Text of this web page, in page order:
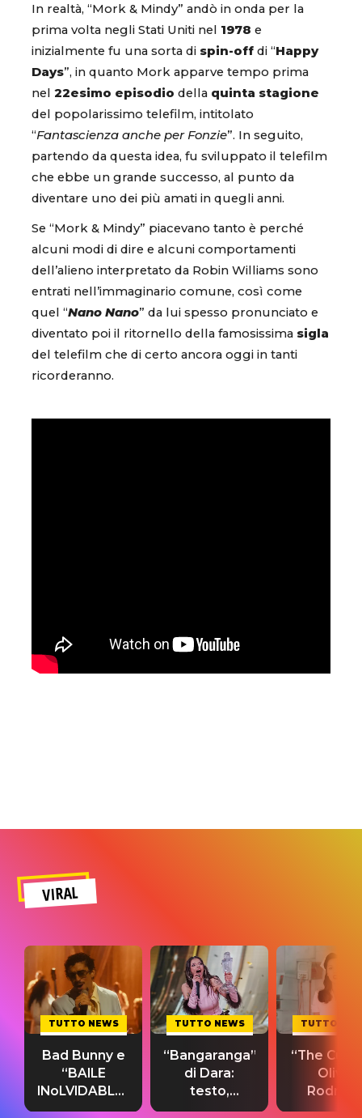
In realtà, “Mork & Mindy” andò in onda per la
prima volta negli Stati Uniti nel 1978 e
inizialmente fu una sorta di spin-off di “Happy
Days”, in quanto Mork apparve tempo prima
nel 22esimo episodio della quinta stagione
del popolarissimo telefilm, intitolato
“Fantascienza anche per Fonzie”. In seguito,
partendo da questa idea, fu sviluppato il telefilm
che ebbe un grande successo, al punto da
diventare uno dei più amati in quegli anni.
Se “Mork & Mindy” piacevano tanto è perché
alcuni modi di dire e alcuni comportamenti
dell’alieno interpretato da Robin Williams sono
entrati nell’immaginario comune, così come
quel “Nano Nano” da lui spesso pronunciato e
diventato poi il ritornello della famosissima sigla
del telefilm che di certo ancora oggi in tanti
ricorderanno.
VIRAL
TUTTO NEWS
Bad Bunny e
“BAILE
INoLVIDABLE”:
testo,
TUTTO NEWS
“Bangaranga”
di Dara:
testo,
traduzione e
TUTTO
“The
Olivia
testo,